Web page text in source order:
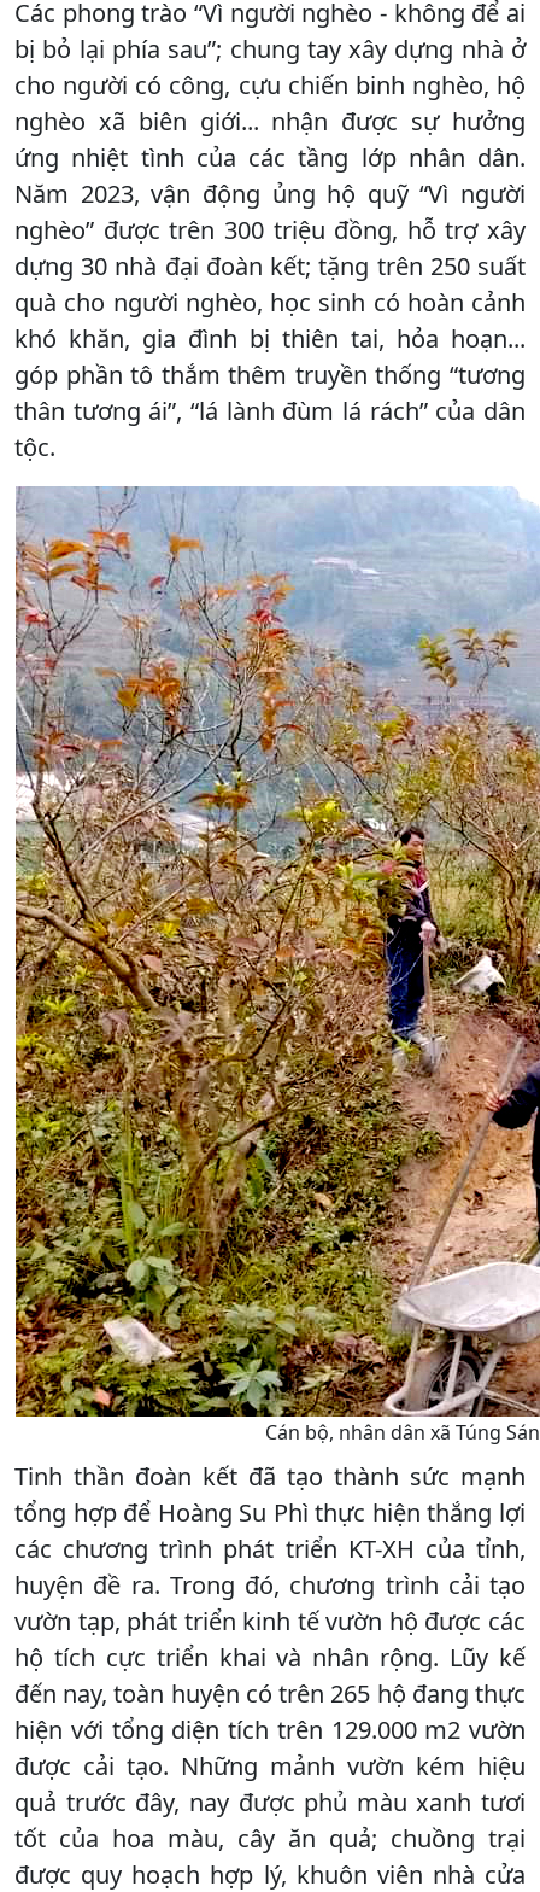
Các phong trào “Vì người nghèo - không để ai
bị bỏ lại phía sau”; chung tay xây dựng nhà ở
cho người có công, cựu chiến binh nghèo, hộ
nghèo xã biên giới... nhận được sự hưởng
ứng nhiệt tình của các tầng lớp nhân dân.
Năm 2023, vận động ủng hộ quỹ “Vì người
nghèo” được trên 300 triệu đồng, hỗ trợ xây
dựng 30 nhà đại đoàn kết; tặng trên 250 suất
quà cho người nghèo, học sinh có hoàn cảnh
khó khăn, gia đình bị thiên tai, hỏa hoạn...
góp phần tô thắm thêm truyền thống “tương
thân tương ái”, “lá lành đùm lá rách” của dân
tộc.
Cán bộ, nhân dân xã Túng
Tinh thần đoàn kết đã tạo thành sức mạnh
tổng hợp để Hoàng Su Phì thực hiện thắng lợi
các chương trình phát triển KT-XH của tỉnh,
huyện đề ra. Trong đó, chương trình cải tạo
vườn tạp, phát triển kinh tế vườn hộ được các
hộ tích cực triển khai và nhân rộng. Lũy kế
đến nay, toàn huyện có trên 265 hộ đang thực
hiện với tổng diện tích trên 129.000 m2 vườn
được cải tạo. Những mảnh vườn kém hiệu
quả trước đây, nay được phủ màu xanh tươi
tốt của hoa màu, cây ăn quả; chuồng trại
được quy hoạch hợp lý, khuôn viên nhà cửa